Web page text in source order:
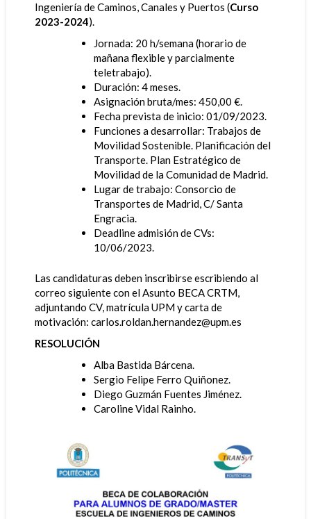
Ingeniería de Caminos, Canales y Puertos (Curso
2023-2024).
Jornada: 20 h/semana (horario de
mañana flexible y parcialmente
teletrabajo).
Duración: 4 meses.
Asignación bruta/mes: 450,00 €.
Fecha prevista de inicio: 01/09/2023.
Funciones a desarrollar: Trabajos de
Movilidad Sostenible. Planificación del
Transporte. Plan Estratégico de
Movilidad de la Comunidad de Madrid.
Lugar de trabajo: Consorcio de
Transportes de Madrid, C/ Santa
Engracia.
Deadline admisión de CVs:
10/06/2023.
Las candidaturas deben inscribirse escribiendo al
correo siguiente con el Asunto BECA CRTM,
adjuntando CV, matrícula UPM y carta de
motivación: carlos.roldan.hernandez@upm.es
RESOLUCIÓN
Alba Bastida Bárcena.
Sergio Felipe Ferro Quiñonez.
Diego Guzmán Fuentes Jiménez.
Caroline Vidal Rainho.